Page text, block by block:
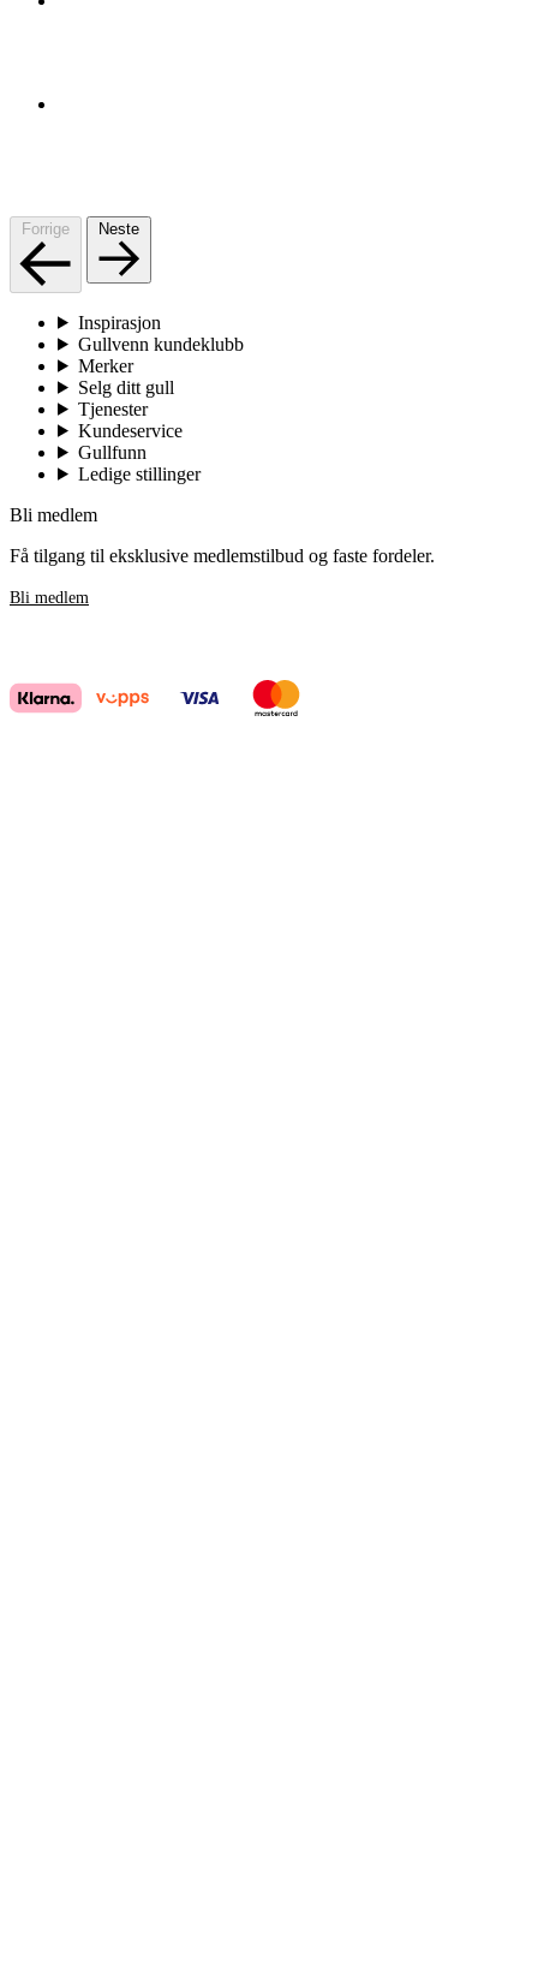
Forrige Neste
Inspirasjon
Gullvenn kundeklubb
Merker
Selg ditt gull
Tjenester
Kundeservice
Gullfunn
Ledige stillinger
Bli medlem
Få tilgang til eksklusive medlemstilbud og faste fordeler.
Bli medlem